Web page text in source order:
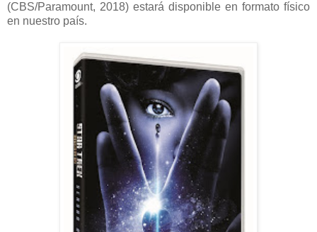
(CBS/Paramount, 2018) estará disponible en formato físico
en nuestro país.